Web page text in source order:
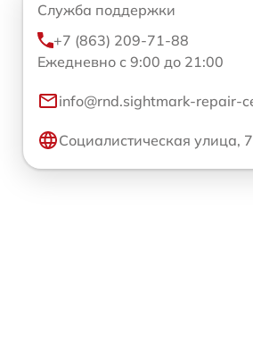
Служба поддержки
+7 (863) 209-71-88
Ежедневно с 9:00 до 21:00
info@rnd.sightmark-repair-
Социалистическая улица,